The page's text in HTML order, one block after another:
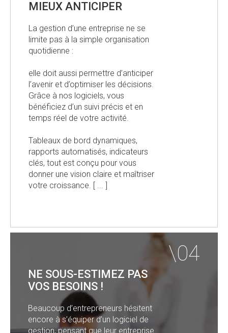
MIEUX ANTICIPER
La gestion d’une entreprise ne se
limite pas à la simple organisation
quotidienne :
elle doit aussi permettre d’anticiper
l’avenir et d’optimiser les décisions.
Grâce à nos logiciels, vous
bénéficiez d’un suivi précis et en
temps réel de votre activité.
Tableaux de bord dynamiques,
rapports automatisés, indicateurs
clés, tout est conçu pour vous
donner une vision claire et maîtriser
votre croissance. [ ... ]
NE SOUS-ESTIMEZ PAS
VOS BESOINS !
Beaucoup d’entrepreneurs hésitent
encore à s’équiper d’un logiciel de
gestion, pensant que leur entreprise